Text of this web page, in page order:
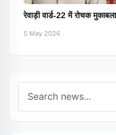
रेवाड़ी वार्ड-22 में रोचक
5 May 2026